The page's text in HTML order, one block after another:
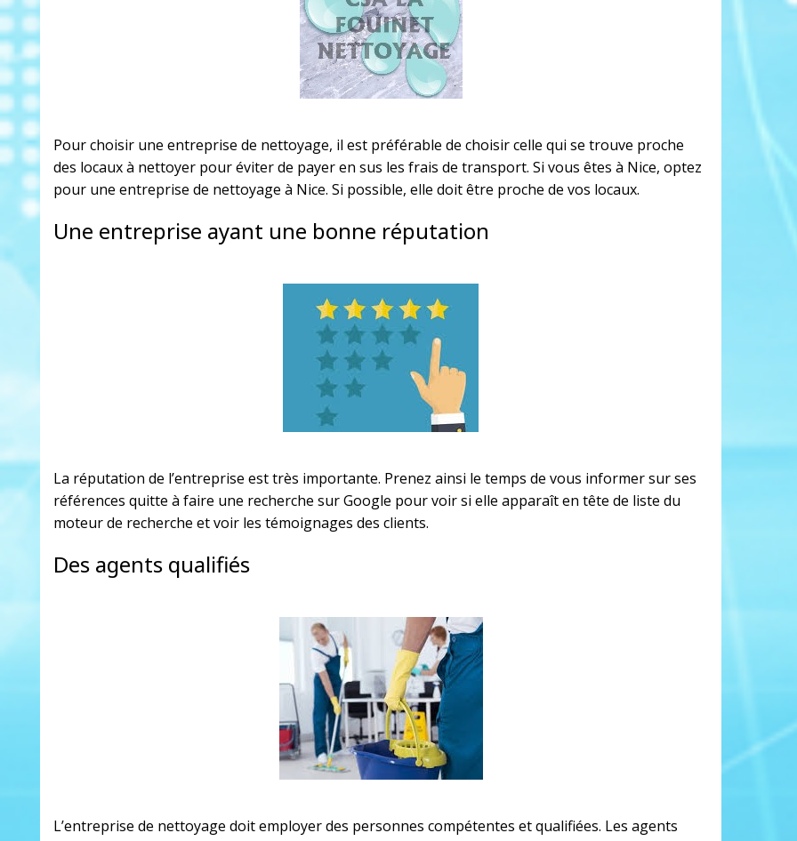
Pour choisir une entreprise de nettoyage, il est préférable de choisir celle qui se trouve proche
des locaux à nettoyer pour éviter de payer en sus les frais de transport. Si vous êtes à Nice, optez
pour une entreprise de nettoyage à Nice. Si possible, elle doit être proche de vos locaux.
Une entreprise ayant une bonne réputation
La réputation de l’entreprise est très importante. Prenez ainsi le temps de vous informer sur ses
références quitte à faire une recherche sur Google pour voir si elle apparaît en tête de liste du
moteur de recherche et voir les témoignages des clients.
Des agents qualifiés
L’entreprise de nettoyage doit employer des personnes compétentes et qualifiées. Les agents